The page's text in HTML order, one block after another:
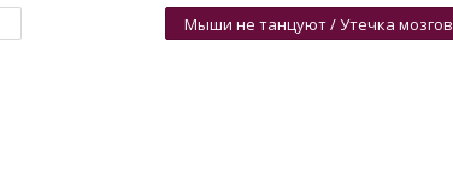
Мыши не танцуют / Утечка мозгов